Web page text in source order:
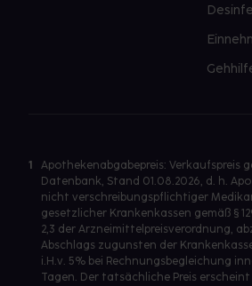
1
Apothekenabgabepreis: Verkaufspreis
Datenbank, Stand 01.08.2026, d. h.
nicht verschreibungspflichtiger
gesetzlicher Krankenkassen gemäß §
2,3 der Arzneimittelpreisverordnung,
Abschlags zugunsten der Krankenkasse
i.H.v. 5% bei Rechnungsbegleichung
Tagen. Der tatsächliche Preis